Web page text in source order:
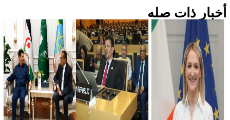
أخبار ذات صله